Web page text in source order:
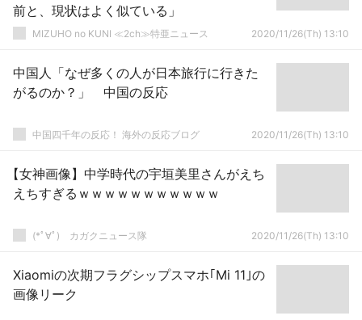
前と、現状はよく似ている」
MIZUHO no KUNI ≪2ch≫特亜ニュース 2020/11/26(Th) 13:10
中国人「なぜ多くの人が日本旅行に行きた
がるのか？」 中国の反応
中国四千年の反応！ 海外の反応ブログ 2020/11/26(Th) 13:10
【女神画像】中学時代の宇垣美里さんがえち
えちすぎるｗｗｗｗｗｗｗｗｗｗｗ
(*ﾟ∀ﾟ)ゞカガクニュース隊 2020/11/26(Th) 13:10
Xiaomiの次期フラグシップスマホ｢Mi 11｣の
画像リーク